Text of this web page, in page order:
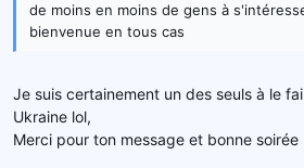
de moins en moins de gens à
bienvenue en tous cas
Je suis certainement un des seuls à le
Ukraine lol,
Merci pour ton message et bonne soirée